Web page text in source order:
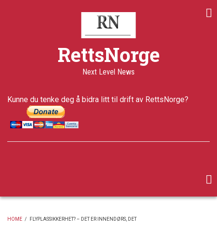
RettsNorge
Next Level News
Kunne du tenke deg å bidra litt til drift av RettsNorge?
HOME / FLYPLASSIKKERHET? – DET ER INNENDØRS, DET
Last
updated
5 years ago